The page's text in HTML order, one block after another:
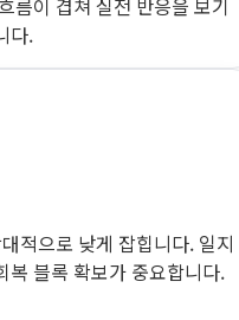
름이 겹쳐 실전 반응을 보기
다.
적으로 낮게 잡힙니다. 일지
복 블록 확보가 중요합니다.